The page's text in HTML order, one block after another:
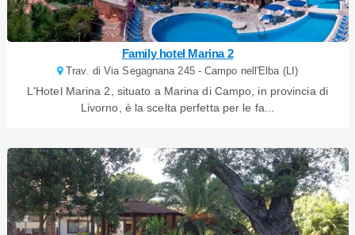
Family hotel Marina 2
Trav. di Via Segagnana 245 - Campo nell'Elba (LI)
L'Hotel Marina 2, situato a Marina di Campo, in provincia di
Livorno, è la scelta perfetta per le fa...